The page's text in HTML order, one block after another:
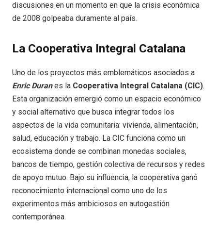
discusiones en un momento en que la crisis económica
de 2008 golpeaba duramente al país.
La Cooperativa Integral Catalana
Uno de los proyectos más emblemáticos asociados a
Enric Duranes la Cooperativa Integral Catalana (CIC).
Esta organización emergió como un espacio económico
y social alternativo que busca integrar todos los
aspectos de la vida comunitaria: vivienda, alimentación,
salud, educación y trabajo. La CIC funciona como un
ecosistema donde se combinan monedas sociales,
bancos de tiempo, gestión colectiva de recursos y redes
de apoyo mutuo. Bajo su influencia, la cooperativa ganó
reconocimiento internacional como uno de los
experimentos más ambiciosos en autogestión
contemporánea.